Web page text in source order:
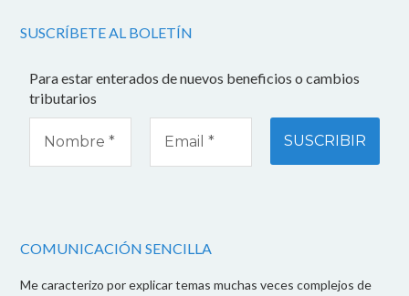
SUSCRÍBETE AL BOLETÍN
Para estar enterados de nuevos beneficios o cambios
tributarios
COMUNICACIÓN SENCILLA
Me caracterizo por explicar temas muchas veces complejos de